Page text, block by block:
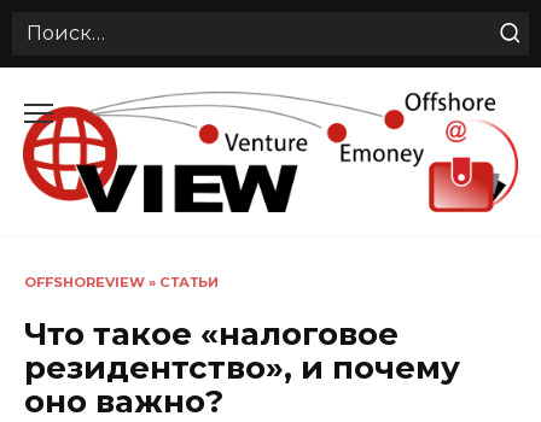
Search
содержанию
OFFSHOREVIEW » СТАТЬИ
Что такое «налоговое
резидентство», и почему
оно важно?